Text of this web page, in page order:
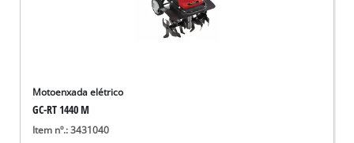
Motoenxada elétrico
GC-RT 1440 M
Item nº.: 3431040